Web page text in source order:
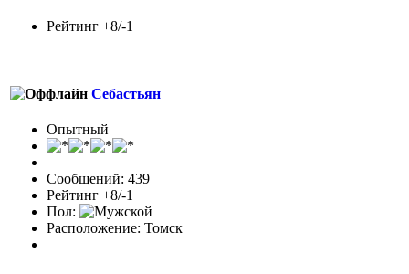
Рейтинг +8/-1
Себастьян
Опытный
Сообщений: 439
Рейтинг +8/-1
Пол:
Расположение: Томск